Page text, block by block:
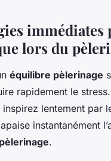
lors du
équilibre pèlerinage
rapidement le
lentement par
instantanément
.